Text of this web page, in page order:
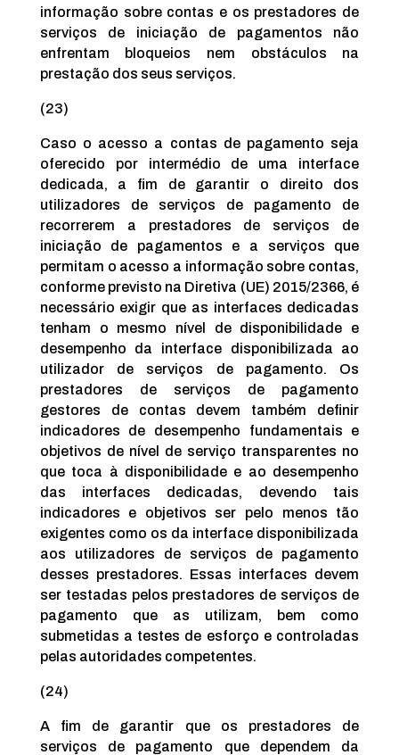
informação sobre contas e os prestadores de
serviços de iniciação de pagamentos não
enfrentam bloqueios nem obstáculos na
prestação dos seus serviços.
(23)
Caso o acesso a contas de pagamento seja
oferecido por intermédio de uma interface
dedicada, a fim de garantir o direito dos
utilizadores de serviços de pagamento de
recorrerem a prestadores de serviços de
iniciação de pagamentos e a serviços que
permitam o acesso a informação sobre contas,
conforme previsto na Diretiva (UE) 2015/2366, é
necessário exigir que as interfaces dedicadas
tenham o mesmo nível de disponibilidade e
desempenho da interface disponibilizada ao
utilizador de serviços de pagamento. Os
prestadores de serviços de pagamento
gestores de contas devem também definir
indicadores de desempenho fundamentais e
objetivos de nível de serviço transparentes no
que toca à disponibilidade e ao desempenho
das interfaces dedicadas, devendo tais
indicadores e objetivos ser pelo menos tão
exigentes como os da interface disponibilizada
aos utilizadores de serviços de pagamento
desses prestadores. Essas interfaces devem
ser testadas pelos prestadores de serviços de
pagamento que as utilizam, bem como
submetidas a testes de esforço e controladas
pelas autoridades competentes.
(24)
A fim de garantir que os prestadores de
serviços de pagamento que dependem da